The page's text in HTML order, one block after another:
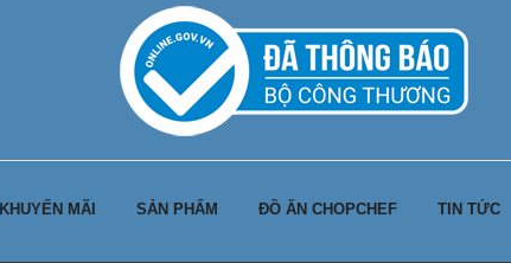
KHUYẾN MÃI SẢN PHẨM ĐỒ ĂN CHOPCHEF TIN TỨC